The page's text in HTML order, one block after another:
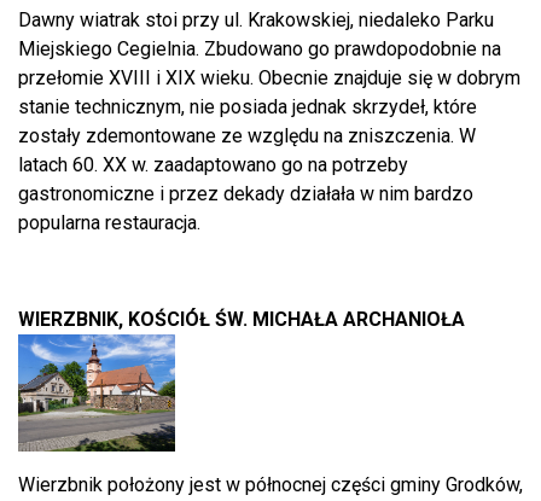
Dawny wiatrak stoi przy ul. Krakowskiej, niedaleko Parku
Miejskiego Cegielnia. Zbudowano go prawdopodobnie na
przełomie XVIII i XIX wieku. Obecnie znajduje się w dobrym
stanie technicznym, nie posiada jednak skrzydeł, które
zostały zdemontowane ze względu na zniszczenia. W
latach 60. XX w. zaadaptowano go na potrzeby
gastronomiczne i przez dekady działała w nim bardzo
popularna restauracja.
WIERZBNIK, KOŚCIÓŁ ŚW. MICHAŁA ARCHANIOŁA
Wierzbnik położony jest w północnej części gminy Grodków,